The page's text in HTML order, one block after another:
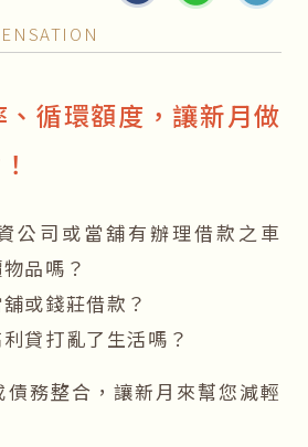
、循環額度，讓新月做
公司或當舖有辦理借款之車
品嗎？
或錢莊借款？
貸打亂了生活嗎？
務整合，讓新月來幫您減輕